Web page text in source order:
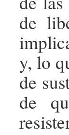
de
y, lo
de
de